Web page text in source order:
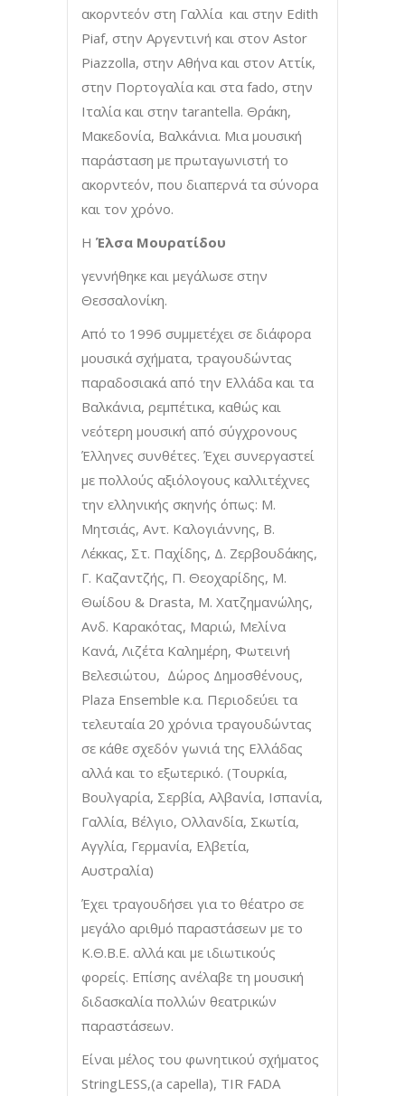
ακορντεόν στη Γαλλία και στην Edith
Piaf, στην Αργεντινή και στον Astor
Piazzolla, στην Αθήνα και στον Αττίκ,
στην Πορτογαλία και στα fado, στην
Ιταλία και στην tarantella. Θράκη,
Μακεδονία, Βαλκάνια. Μια μουσική
παράσταση με πρωταγωνιστή το
ακορντεόν, που διαπερνά τα σύνορα
και τον χρόνο.
Η Έλσα Μουρατίδου
γεννήθηκε και μεγάλωσε στην
Θεσσαλονίκη.
Από το 1996 συμμετέχει σε διάφορα
μουσικά σχήματα, τραγουδώντας
παραδοσιακά από την Ελλάδα και τα
Βαλκάνια, ρεμπέτικα, καθώς και
νεότερη μουσική από σύγχρονους
Έλληνες συνθέτες. Έχει συνεργαστεί
με πολλούς αξιόλογους καλλιτέχνες
την ελληνικής σκηνής όπως: Μ.
Μητσιάς, Αντ. Καλογιάννης, Β.
Λέκκας, Στ. Παχίδης, Δ. Ζερβουδάκης,
Γ. Καζαντζής, Π. Θεοχαρίδης, Μ.
Θωίδου & Drasta, Μ. Χατζημανώλης,
Ανδ. Καρακότας, Μαριώ, Μελίνα
Κανά, Λιζέτα Καλημέρη, Φωτεινή
Βελεσιώτου, Δώρος Δημοσθένους,
Plaza Ensemble κ.α. Περιοδεύει τα
τελευταία 20 χρόνια τραγουδώντας
σε κάθε σχεδόν γωνιά της Ελλάδας
αλλά και το εξωτερικό. (Τουρκία,
Βουλγαρία, Σερβία, Αλβανία, Ισπανία,
Γαλλία, Βέλγιο, Ολλανδία, Σκωτία,
Αγγλία, Γερμανία, Ελβετία,
Αυστραλία)
Έχει τραγουδήσει για το θέατρο σε
μεγάλο αριθμό παραστάσεων με το
Κ.Θ.Β.Ε. αλλά και με ιδιωτικούς
φορείς. Επίσης ανέλαβε τη μουσική
διδασκαλία πολλών θεατρικών
παραστάσεων.
Είναι μέλος του φωνητικού σχήματος
StringLESS,(a capella), TIR FADA